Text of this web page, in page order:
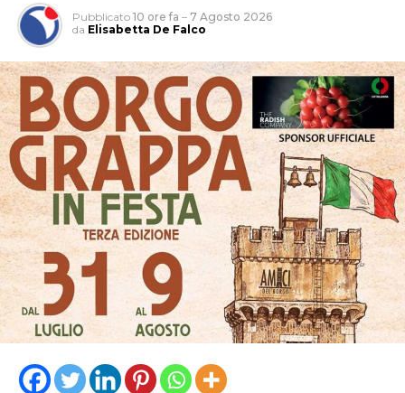
Pubblicato 10 ore fa – 7 Agosto 2026
da Elisabetta De Falco